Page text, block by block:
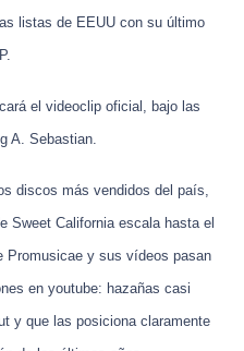
listas de EEUU con su último
el videoclip oficial, bajo las
A. Sebastian.
discos más vendidos del país,
Sweet Californiaescala hasta el
Promusicae y sus vídeos pasan
en youtube: hazañas casi
y que las posiciona claramente